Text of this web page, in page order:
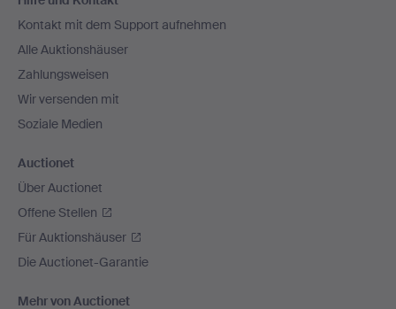
Navigation
Kontakt mit dem Support aufnehmen
Alle Auktionshäuser
Zahlungsweisen
Wir versenden mit
Soziale Medien
Auctionet
Über Auctionet
Offene Stellen
Für Auktionshäuser
Die Auctionet-Garantie
Mehr von Auctionet